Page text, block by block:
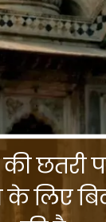
की छतरी
लिए